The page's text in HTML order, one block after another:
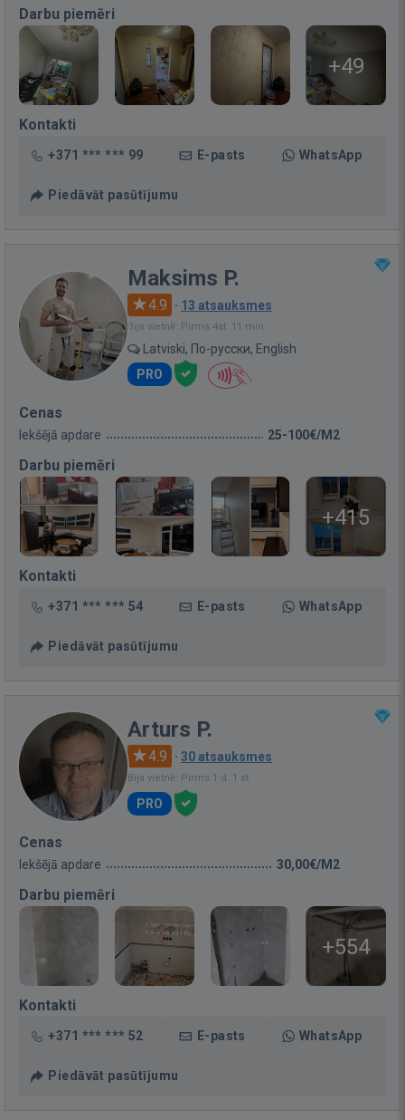
Darbu piemēri
+49
Kontakti
+371 *** *** 99 E-pasts WhatsApp
Piedāvāt pasūtījumu
Maksims P.
4.9 · 13 atsauksmes
Bija vietnē: Pirms 4st. 11 min.
Latviski, По-русски, English
PRO
Cenas
Iekšējā apdare 25-100€/M2
Darbu piemēri
+415
Kontakti
+371 *** *** 54 E-pasts WhatsApp
Piedāvāt pasūtījumu
Arturs P.
4.9 · 30 atsauksmes
Bija vietnē: Pirms 1 d. 1 st.
PRO
Cenas
Iekšējā apdare 30,00€/M2
Darbu piemēri
+554
Kontakti
+371 *** *** 52 E-pasts WhatsApp
Piedāvāt pasūtījumu